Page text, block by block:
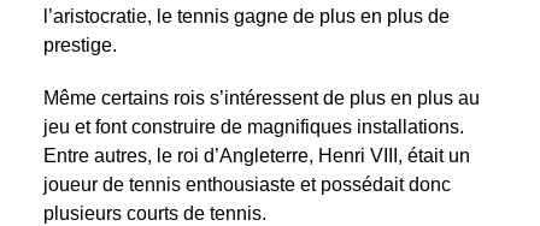
l’aristocratie, le tennis gagne de plus en plus de
prestige.
Même certains rois s’intéressent de plus en plus au
jeu et font construire de magnifiques installations.
Entre autres, le roi d’Angleterre, Henri VIII, était un
joueur de tennis enthousiaste et possédait donc
plusieurs courts de tennis.